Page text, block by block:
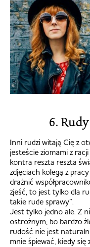
6.
Inni rudzi witają Cię z
jesteście ziomami z
kontra reszta reszta
zdjęciach kolegą z
drażnić
zjeść, to jest tylko dla
takie rude sprawy”.
Jest tylko jedno ale. Z
ostrożnym, bo bardzo
rudość nie jest
mnie śpiewać, kiedy się